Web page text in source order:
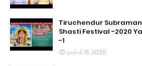
Tiruchendur
Shasti Festival -2020
-1
நவம்பர் 15, 2020